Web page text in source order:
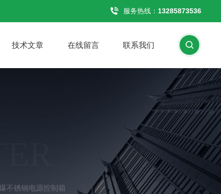
服务热线： 13285873536
技术文章 在线留言 联系我们
不锈钢电源控制箱